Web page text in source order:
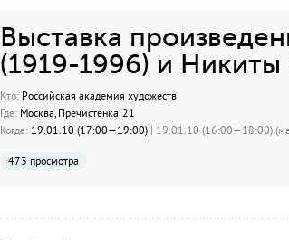
Выставка
(1919-1996) и
Кто:Российская академия художеств
Где:Москва, Пречистенка, 21
Когда:19.01.10 (17:00—19:00) | 19.01.10 (16:00—18:00)
473 просмотра